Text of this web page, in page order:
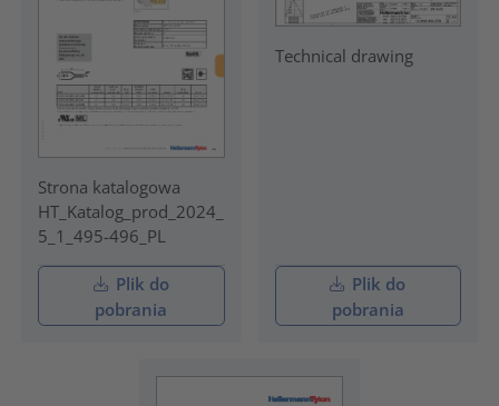
Strona katalogowa
HT_Katalog_prod_2024_
5_1_495-496_PL
Plik do
pobrania
Technical drawing
Plik do
pobrania